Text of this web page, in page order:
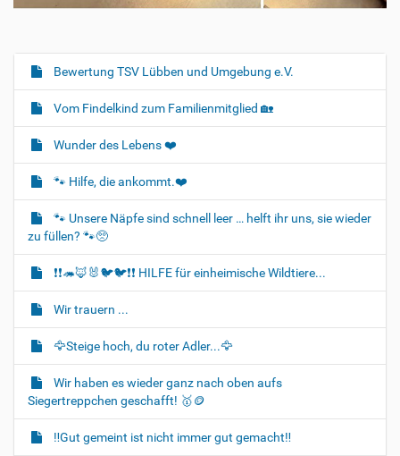
N
a
v
g
a
t
i
o
n
Bewertung TSV Lübben und Umgebung e.V.
Vom Findelkind zum Familienmitglied 🏡
Wunder des Lebens ❤️
🐾 Hilfe, die ankommt.❤️
🐾 Unsere Näpfe sind schnell leer … helft ihr uns, sie wieder
zu füllen? 🐾🥺
❗❗🦔🦊🐰🐦‍🐦❗❗ HILFE für einheimische Wildtiere...
Wir trauern ...
🦅Steige hoch, du roter Adler...🦅
Wir haben es wieder ganz nach oben aufs
Siegertreppchen geschafft! 🥇🪙
‼️Gut gemeint ist nicht immer gut gemacht‼️